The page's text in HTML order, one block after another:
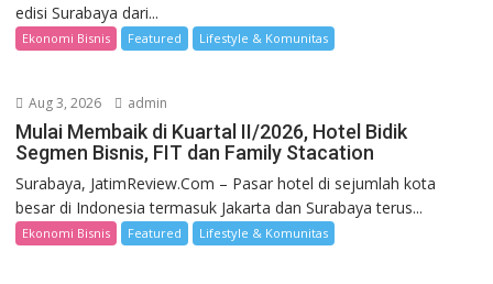
edisi Surabaya dari...
Ekonomi Bisnis Featured Lifestyle & Komunitas
Aug 3, 2026 admin
Mulai Membaik di Kuartal II/2026, Hotel Bidik
Segmen Bisnis, FIT dan Family Stacation
Surabaya, JatimReview.Com – Pasar hotel di sejumlah kota
besar di Indonesia termasuk Jakarta dan Surabaya terus...
Ekonomi Bisnis Featured Lifestyle & Komunitas